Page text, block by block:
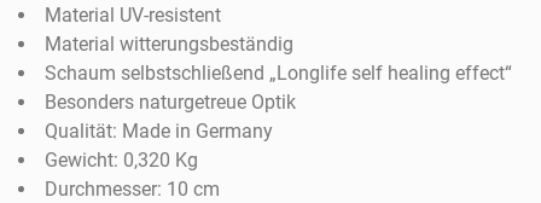
Material UV-resistent
Material witterungsbeständig
Schaum selbstschließend „Longlife self healing effect“
Besonders naturgetreue Optik
Qualität: Made in Germany
Gewicht: 0,320 Kg
Durchmesser: 10 cm